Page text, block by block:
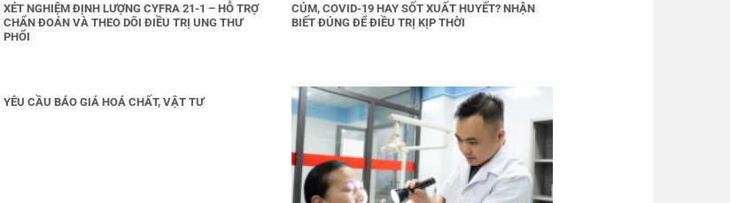
XÉT NGHIỆM ĐỊNH LƯỢNG CYFRA 21-1 – HỖ TRỢ
CHẨN ĐOÁN VÀ THEO DÕI ĐIỀU TRỊ UNG THƯ
PHỔI
CÚM, COVID-19 HAY SỐT XUẤT HUYẾT? NHẬN
BIẾT ĐÚNG ĐỂ ĐIỀU TRỊ KỊP THỜI
YÊU CẦU BÁO GIÁ HOÁ CHẤT, VẬT TƯ